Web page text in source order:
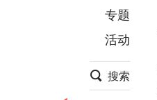
项目推荐
安徽
专题
活动
搜索